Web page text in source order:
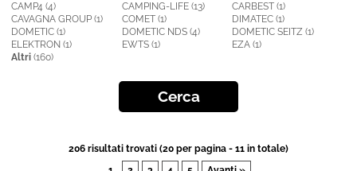
BEST SELLER
Rimorchi
Nautica
Fineserie e Occasioni
CAMP4 (4)
CAMPING-LIFE (13)
CARBEST (1)
CAVAGNA GROUP (1)
COMET (1)
DIMATEC (1)
DOMETIC (1)
DOMETIC NDS (4)
DOMETIC SEITZ (1)
ELEKTRON (1)
EWTS (1)
EZA (1)
Altri (160)
206 risultati trovati (20 per pagina - 11 in totale)